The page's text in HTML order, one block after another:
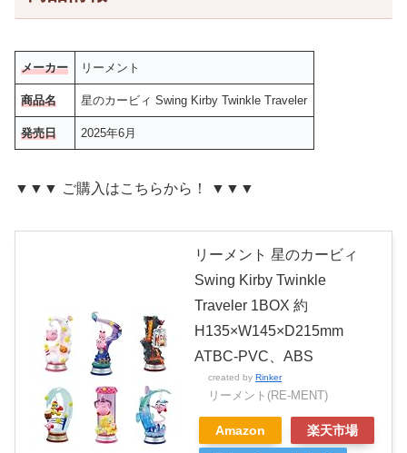
メーカー リーメント
商品名 星のカービィ Swing Kirby Twinkle Traveler
発売日 2025年6月
▼▼▼ ご購入はこちらから！ ▼▼▼
リーメント 星のカービィ
Swing Kirby Twinkle
Traveler 1BOX 約
H135×W145×D215mm
ATBC-PVC、ABS
created by Rinker
リーメント(RE-MENT)
Amazon 楽天市場